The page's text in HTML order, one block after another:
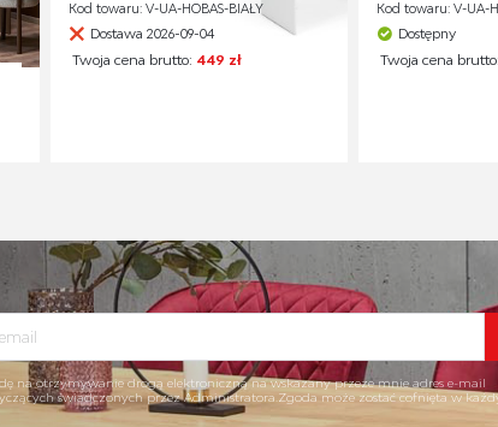
Kod towaru: V-UA-HOBAS-BIAŁY
Dostawa 2026-09-04
Twoja cena brutto: 449 zł
Kod towaru: V-UA-
Dostępny
Twoja cena brutto:
na otrzymywanie drogą elektroniczną na wskazany przeze mnie adres e-mail
świadczonych przez Administratora.Zgoda może zostać cofnięta w